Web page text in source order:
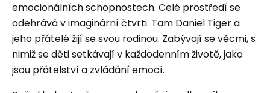
emocionálních schopnostech. Celé prostředí se
odehrává v imaginární čtvrti. Tam Daniel Tiger a
jeho přátelé žijí se svou rodinou. Zabývají se věcmi, s
nimiž se děti setkávají v každodenním životě, jako
jsou přátelství a zvládání emocí.